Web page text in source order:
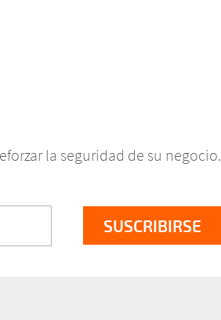
la seguridad de su negocio.